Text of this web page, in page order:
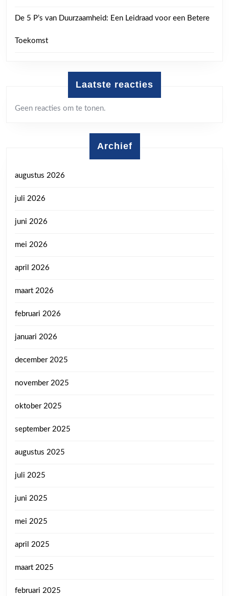
De 5 P’s van Duurzaamheid: Een Leidraad voor een Betere
Toekomst
Laatste reacties
Geen reacties om te tonen.
Archief
augustus 2026
juli 2026
juni 2026
mei 2026
april 2026
maart 2026
februari 2026
januari 2026
december 2025
november 2025
oktober 2025
september 2025
augustus 2025
juli 2025
juni 2025
mei 2025
april 2025
maart 2025
februari 2025